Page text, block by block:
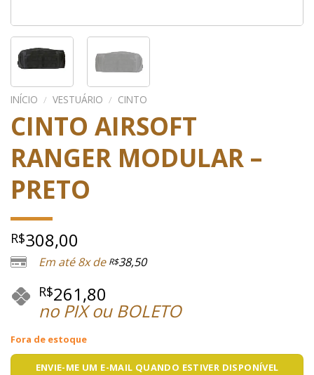
INÍCIO / VESTUÁRIO / CINTO
CINTO AIRSOFT
RANGER MODULAR –
PRETO
R$308,00
Em até 8x de R$38,50
R$261,80
no PIX ou BOLETO
Fora de estoque
ENVIE-ME UM E-MAIL QUANDO ESTIVER DISPONÍVEL